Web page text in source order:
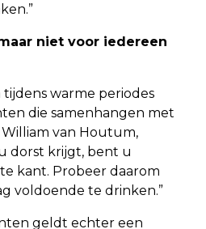
niet voor iedereen
warme periodes
die samenhangen met
van Houtum,
dorst krijgt, bent u
kant. Probeer daarom
voldoende te drinken.”
geldt echter een